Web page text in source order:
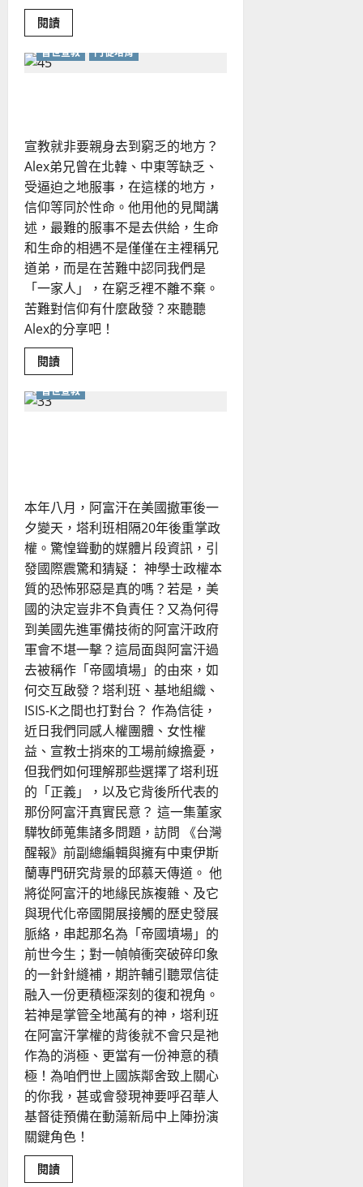
閱讀Read
more
緬
普世宣教 門徒培育
宣教就非要親身去到窮乏的地方？
Alex弟兄曾在北韓、中東等缺乏、
受逼迫之地服事，在這樣的地方，
信仰等同於性命。他用他的見聞講
述，最難的服事不是去供給，生命
和生命的相遇不是僅僅在主裡稱兄
道弟，而是在苦難中認同我們是
「一家人」，在窮乏裡不離不棄。
苦難對信仰有什麼啟發？來聽聽
Alex的分享吧！
閱讀Read
more
苦
啟
發
普世宣教
本年八月，阿富汗在美國撤軍後一
夕變天，塔利班相隔20年後重掌政
權。驚惶聳動的媒體片段資訊，引
發國際震驚和猜疑： 神學士政權本
質的恐怖邪惡是真的嗎？若是，美
國的決定豈非不負責任？又為何得
到美國先進軍備技術的阿富汗政府
軍會不堪一擊？這局面與阿富汗過
去被稱作「帝國墳場」的由來，如
何交互啟發？塔利班、基地組織、
ISIS-K之間也打對台？ 作為信徒，
近日我們同感人權團體、女性權
益、宣教士捎來的工場前線擔憂，
但我們如何理解那些選擇了塔利班
的「正義」，以及它背後所代表的
那份阿富汗真實民意？ 這一集董家
驊牧師蒐集諸多問題，訪問 《台灣
醒報》前副總編輯與擁有中東伊斯
蘭專門研究背景的邱慕天傳道。 他
將從阿富汗的地緣民族複雜、及它
與現代化帝國開展接觸的歷史發展
脈絡，串起那名為「帝國墳場」的
前世今生；對一幀幀衝突破碎印象
的一針針縫補，期許輔引聽眾信徒
融入一份更積極深刻的復和視角。
若神是掌管全地萬有的神，塔利班
在阿富汗掌權的背後就不會只是祂
作為的消極、更當有一份神意的積
極！為咱們世上國族鄰舍致上關心
的你我，甚或會發現神要呼召華人
基督徒預備在動蕩新局中上陣扮演
關鍵角色！
閱讀Read
more